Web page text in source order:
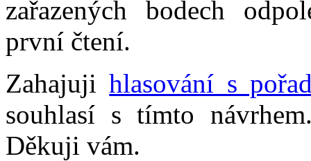
zařazených bodech
první čtení.
Zahajujihlasování s
souhlasí s tímto
Děkuji vám.